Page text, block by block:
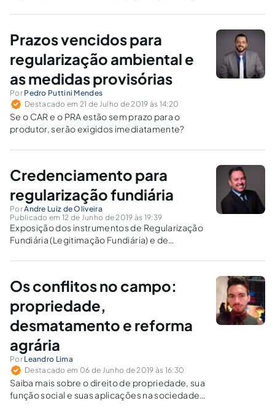
No entanto, discute-se a possibilidade de classificá-lo como
Prazos vencidos para
regularização ambiental e
as medidas provisórias
Por Pedro Puttini Mendes
Destacado em 21 de Julho de 2019 às 14:20
Se o CAR e o PRA estão sem prazo para o
produtor, serão exigidos imediatamente?
Credenciamento para
regularização fundiária
PorAndre Luiz de Oliveira
Publicado em 12 de Junho de 2019 às 19:39
Exposição dos instrumentos de Regularização
Fundiária (Legitimação Fundiária) e de
possibilidade de execução no Estado de Santa
Os conflitos no campo:
propriedade,
desmatamento e reforma
agrária
Por Leandro Lima
Destacado em 06 de Junho de 2019 às 16:30
Saiba mais sobre o direito de propriedade, sua
função social e suas aplicações na sociedade